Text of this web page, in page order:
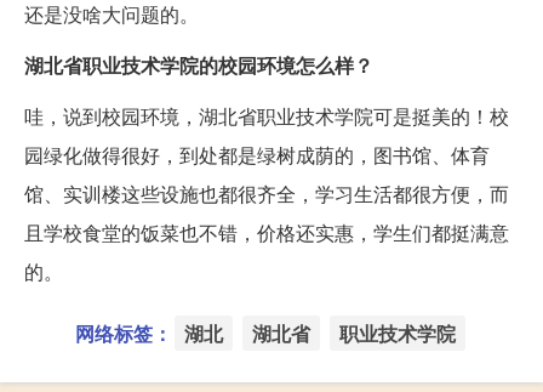
还是没啥大问题的。
湖北省职业技术学院的校园环境怎么样？
哇，说到校园环境，湖北省职业技术学院可是挺美的！校
园绿化做得很好，到处都是绿树成荫的，图书馆、体育
馆、实训楼这些设施也都很齐全，学习生活都很方便，而
且学校食堂的饭菜也不错，价格还实惠，学生们都挺满意
的。
网络标签： 湖北 湖北省 职业技术学院